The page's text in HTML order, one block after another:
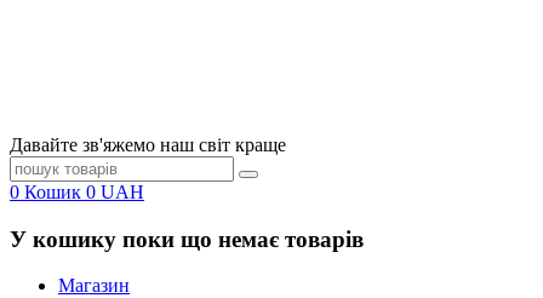
Давайте зв'яжемо наш світ краще
0 Кошик 0 UAH
У кошику поки що немає товарів
Магазин